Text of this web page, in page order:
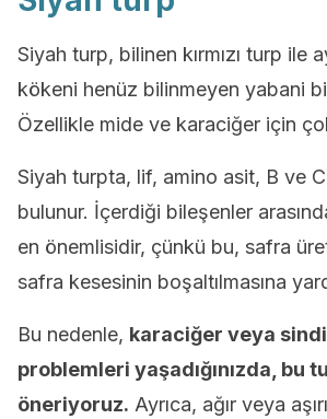
Siyah turp, bilinen kırmızı turp ile
kökeni henüz bilinmeyen yabani
Özellikle mide ve karaciğer için
Siyah turpta, lif, amino asit, B ve
bulunur. İçerdiği bileşenler
en önemlisidir, çünkü bu, safra
safra kesesinin boşaltılmasına
Bu nedenle, karaciğer veya
problemleri yaşadığınızda, bu
öneriyoruz. Ayrıca, ağır veya